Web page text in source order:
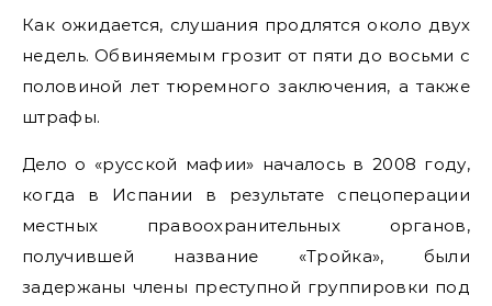
Как ожидается, слушания продлятся около двух
недель. Обвиняемым грозит от пяти до восьми с
половиной лет тюремного заключения, а также
штрафы.
Дело о «русской мафии» началось в 2008 году,
когда в Испании в результате спецоперации
местных правоохранительных органов,
получившей название «Тройка», были
задержаны члены преступной группировки под